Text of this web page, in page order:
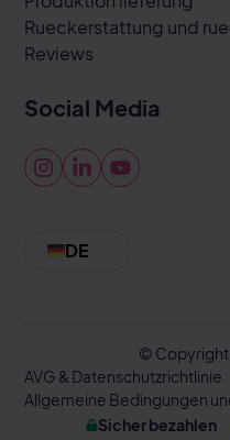
Rueckerstattung und
Reviews
Social Media
DE
© Copyright
AVG & Datenschutzrichtlinie
Allgemeine Bedingungen
Sicher bezahlen